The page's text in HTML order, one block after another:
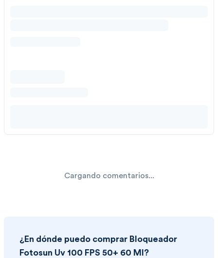
Cargando comentarios...
¿En dónde puedo comprar Bloqueador
Fotosun Uv 100 FPS 50+ 60 Ml ?